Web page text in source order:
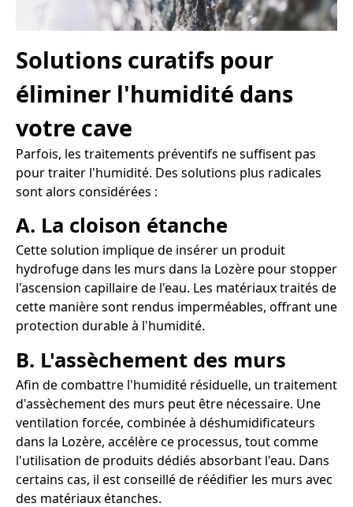
Solutions curatifs pour
éliminer l'humidité dans
votre cave
Parfois, les traitements préventifs ne suffisent pas
pour traiter l'humidité. Des solutions plus radicales
sont alors considérées :
A. La cloison étanche
Cette solution implique de insérer un produit
hydrofuge dans les murs dans la Lozère pour stopper
l'ascension capillaire de l'eau. Les matériaux traités de
cette manière sont rendus imperméables, offrant une
protection durable à l'humidité.
B. L'assèchement des murs
Afin de combattre l'humidité résiduelle, un traitement
d'assèchement des murs peut être nécessaire. Une
ventilation forcée, combinée à déshumidificateurs
dans la Lozère, accélère ce processus, tout comme
l'utilisation de produits dédiés absorbant l'eau. Dans
certains cas, il est conseillé de réédifier les murs avec
des matériaux étanches.